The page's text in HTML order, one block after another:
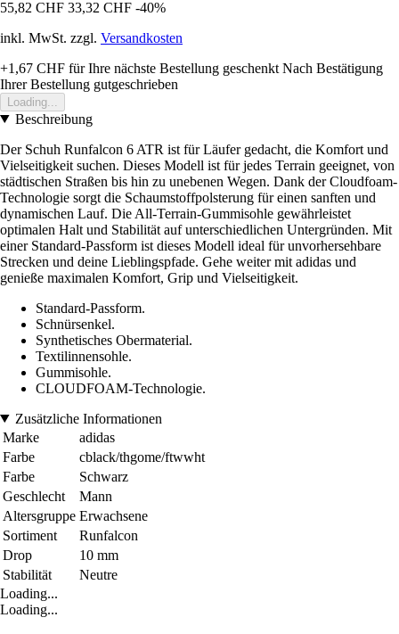
55,82 CHF 33,32 CHF -40%
inkl. MwSt. zzgl. Versandkosten
+1,67 CHF für Ihre nächste Bestellung geschenkt Nach Bestätigung
Ihrer Bestellung gutgeschrieben
Loading...
Beschreibung
Der Schuh Runfalcon 6 ATR ist für Läufer gedacht, die Komfort und
Vielseitigkeit suchen. Dieses Modell ist für jedes Terrain geeignet, von
städtischen Straßen bis hin zu unebenen Wegen. Dank der Cloudfoam-
Technologie sorgt die Schaumstoffpolsterung für einen sanften und
dynamischen Lauf. Die All-Terrain-Gummisohle gewährleistet
optimalen Halt und Stabilität auf unterschiedlichen Untergründen. Mit
einer Standard-Passform ist dieses Modell ideal für unvorhersehbare
Strecken und deine Lieblingspfade. Gehe weiter mit adidas und
genieße maximalen Komfort, Grip und Vielseitigkeit.
Standard-Passform.
Schnürsenkel.
Synthetisches Obermaterial.
Textilinnensohle.
Gummisohle.
CLOUDFOAM-Technologie.
Zusätzliche Informationen
Marke
adidas
Farbe
cblack/thgome/ftwwht
Farbe
Schwarz
Geschlecht
Mann
Altersgruppe Erwachsene
Sortiment
Runfalcon
Drop
10 mm
Stabilität
Neutre
Loading...
Loading...